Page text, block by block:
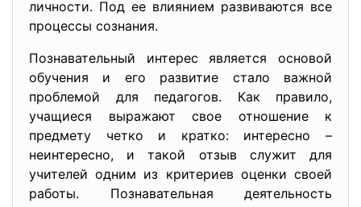
личности. Под ее влиянием развиваются все
процессы сознания.
Познавательный интерес является основой
обучения и его развитие стало важной
проблемой для педагогов. Как правило,
учащиеся выражают свое отношение к
предмету четко и кратко: интересно –
неинтересно, и такой отзыв служит для
учителей одним из критериев оценки своей
работы. Познавательная деятельность